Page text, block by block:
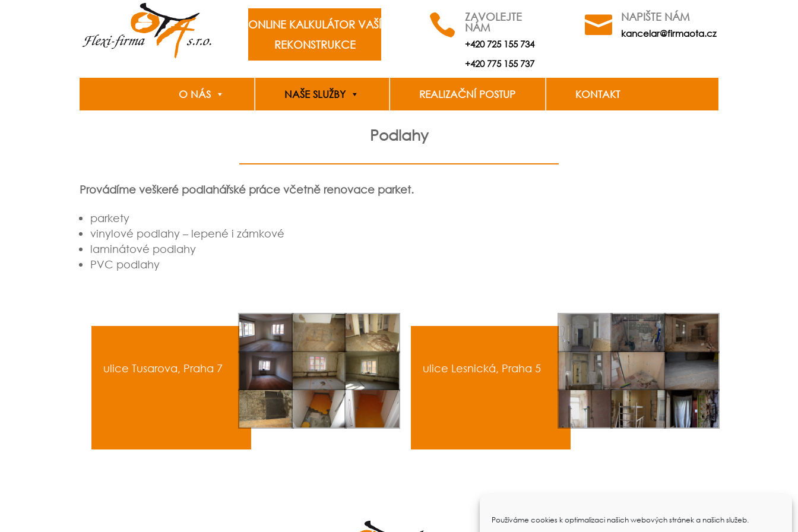
Používáme cookies k optimalizaci našich webových stránek a našich služeb.
ONLINE KALKULÁTOR VAŠÍ
REKONSTRUKCE

ZAVOLEJTE
NÁM
+420 725 155 734
+420 775 155 737
 NAPIŠTE NÁM
kancelar@firmaota.cz
O NÁS NAŠE SLUŽBY REALIZAČNÍ POSTUP KONTAKT
Podlahy
Provádíme veškeré podlahářské práce včetně renovace parket.
parkety
vinylové podlahy – lepené i zámkové
laminátové podlahy
PVC podlahy
ulice Tusarova, Praha 7 ulice Lesnická, Praha 5